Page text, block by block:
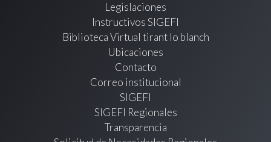
Legislaciones
Instructivos SIGEFI
Biblioteca Virtual tirant lo blanch
Ubicaciones
Contacto
Correo institucional
SIGEFI
SIGEFI Regionales
Transparencia